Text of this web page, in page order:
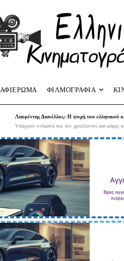
ΑΦΙΕΡΩΜΑ ΦΙΛΜΟΓΡΑΦΙΑ
Λαυρέντης Διανέλλος: Η ψυχή του ελληνικού
Υπάρχουν ονόματα που δεν χρειάζονται φανφάρες